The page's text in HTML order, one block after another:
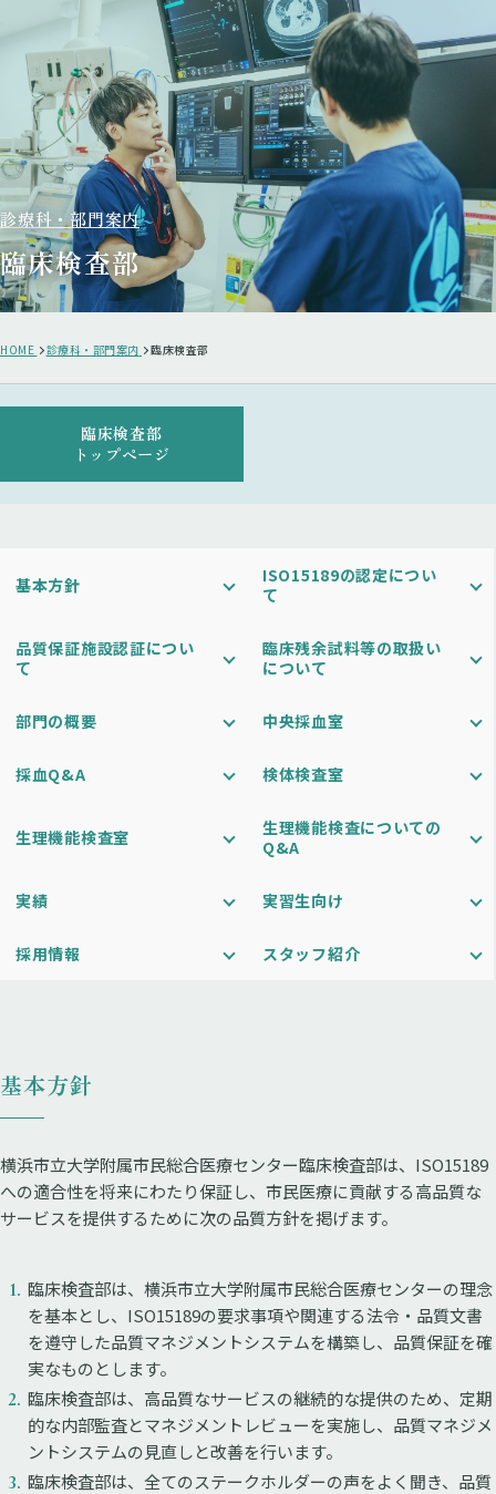
診療科・部門案内
臨床検査部
HOME 診療科・部門案内 臨床検査部
臨床検査部
トップページ
基本方針
ISO15189の認定につい
て
品質保証施設認証につい
て
臨床残余試料等の取扱い
について
部門の概要 中央採血室
採血Q&A 検体検査室
生理機能検査室
生理機能検査についての
Q&A
実績 実習生向け
採用情報 スタッフ紹介
基本方針
横浜市立大学附属市民総合医療センター臨床検査部は、ISO15189
への適合性を将来にわたり保証し、市民医療に貢献する高品質な
サービスを提供するために次の品質方針を掲げます。
臨床検査部は、横浜市立大学附属市民総合医療センターの理念
を基本とし、ISO15189の要求事項や関連する法令・品質文書
を遵守した品質マネジメントシステムを構築し、品質保証を確
実なものとします。
臨床検査部は、高品質なサービスの継続的な提供のため、定期
的な内部監査とマネジメントレビューを実施し、品質マネジメ
ントシステムの見直しと改善を行います。
臨床検査部は、全てのステークホルダーの声をよく聞き、品質